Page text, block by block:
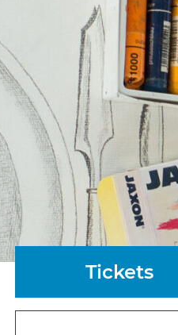
Tickets